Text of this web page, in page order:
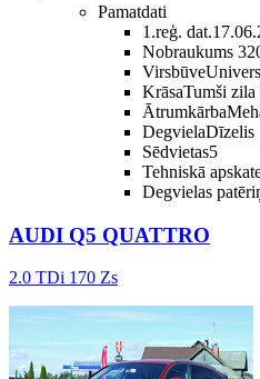
Pamatdati
1.reģ. dat.
Nobraukums
Virsbūve
KrāsaTumši zila
Ātrumkārba
DegvielaDīzelis
Sēdvietas5
Tehniskā
Degvielas
AUDI Q5 QUATTRO
2.0 TDi 170 Zs